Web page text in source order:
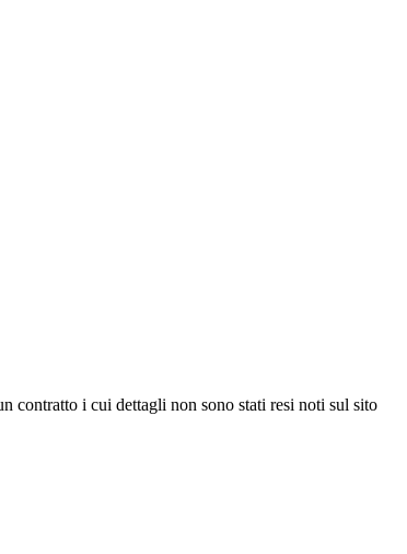
contratto i cui dettagli non sono stati resi noti sul sito